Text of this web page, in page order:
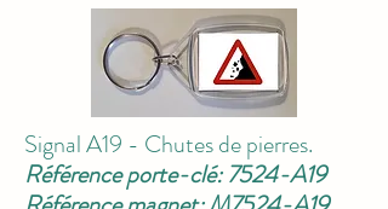
Signal A19 - Chutes de pierres.
Référence porte-clé: 7524-A19